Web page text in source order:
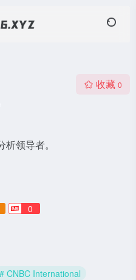
收藏 0
领导者。
0
# CNBC International